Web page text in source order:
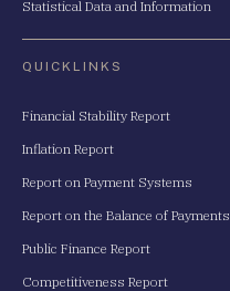
Statistical Data and Information
QUICKLINKS
Financial Stability Report
Inflation Report
Report on Payment Systems
Report on the Balance of Payments
Public Finance Report
Competitiveness Report